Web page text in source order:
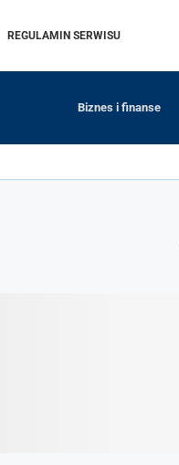
REGULAMIN SERWISU
Biznes i finanse